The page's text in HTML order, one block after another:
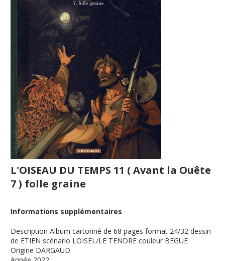
L'OISEAU DU TEMPS 11 ( Avant la Ouête
7 ) folle graine
Informations supplémentaires
Description Album cartonné de 68 pages format 24/32 dessin
de ETIEN scénario LOISEL/LE TENDRE couleur BEGUE
Origine DARGAUD